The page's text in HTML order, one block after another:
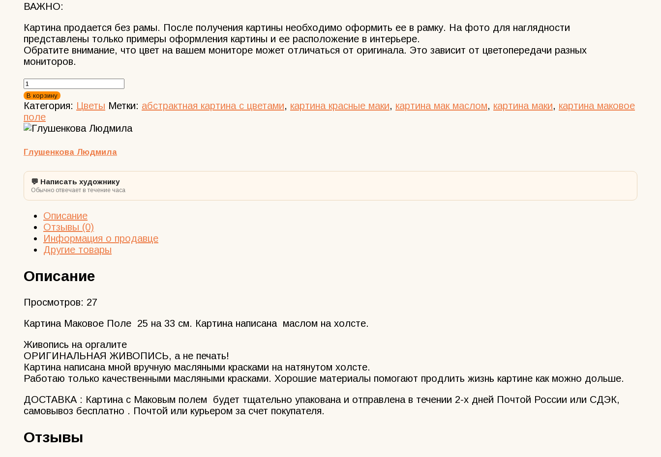
ВАЖНО:
Картина продается без рамы. После получения картины необходимо оформить ее в рамку. На фото для наглядности
представлены только примеры оформления картины и ее расположение в интерьере.
Обратите внимание, что цвет на вашем мониторе может отличаться от оригинала. Это зависит от цветопередачи разных
мониторов.
Количество
товара
Картина
Маковое
поле
на
В корзину
Категория: Цветы Метки: абстрактная картина с цветами, картина красные маки, картина мак маслом, картина маки, картина маковое
поле
Глушенкова Людмила
💬 Написать художнику
Обычно отвечает в течение часа
Описание
Отзывы (0)
Информация о продавце
Другие товары
Описание
Просмотров: 27
Картина Маковое Поле 25 на 33 см. Картина написана маслом на холсте.
Живопись на оргалите
ОРИГИНАЛЬНАЯ ЖИВОПИСЬ, а не печать!
Картина написана мной вручную масляными красками на натянутом холсте.
Работаю только качественными масляными красками. Хорошие материалы помогают продлить жизнь картине как можно дольше.
ДОСТАВКА : Картина с Маковым полем будет тщательно упакована и отправлена в течении 2-х дней Почтой России или СДЭК,
самовывоз бесплатно . Почтой или курьером за счет покупателя.
Отзывы